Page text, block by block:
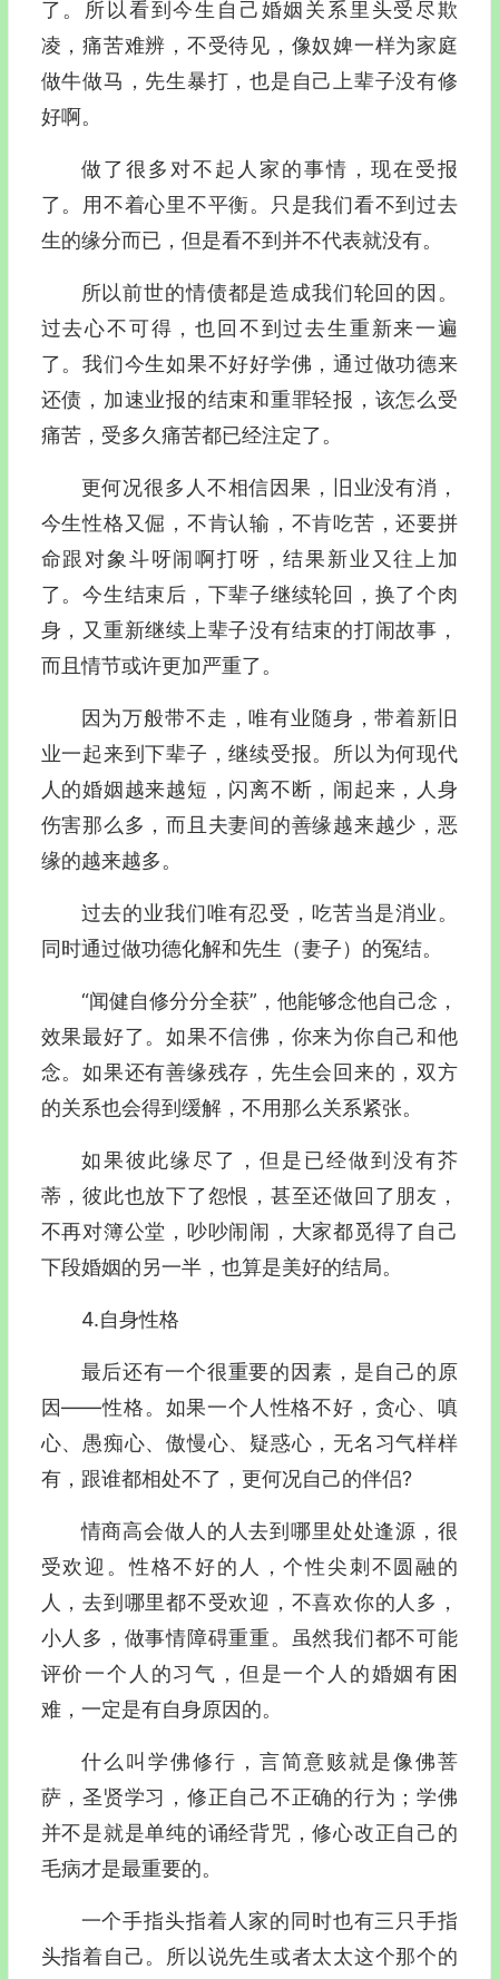
了。所以看到今生自己婚姻关系里头受尽欺
凌，痛苦难辨，不受待见，像奴婢一样为家庭
做牛做马，先生暴打，也是自己上辈子没有修
好啊。
做了很多对不起人家的事情，现在受报
了。用不着心里不平衡。只是我们看不到过去
生的缘分而已，但是看不到并不代表就没有。
所以前世的情债都是造成我们轮回的因。
过去心不可得，也回不到过去生重新来一遍
了。我们今生如果不好好学佛，通过做功德来
还债，加速业报的结束和重罪轻报，该怎么受
痛苦，受多久痛苦都已经注定了。
更何况很多人不相信因果，旧业没有消，
今生性格又倔，不肯认输，不肯吃苦，还要拼
命跟对象斗呀闹啊打呀，结果新业又往上加
了。今生结束后，下辈子继续轮回，换了个肉
身，又重新继续上辈子没有结束的打闹故事，
而且情节或许更加严重了。
因为万般带不走，唯有业随身，带着新旧
业一起来到下辈子，继续受报。所以为何现代
人的婚姻越来越短，闪离不断，闹起来，人身
伤害那么多，而且夫妻间的善缘越来越少，恶
缘的越来越多。
过去的业我们唯有忍受，吃苦当是消业。
同时通过做功德化解和先生（妻子）的冤结。
“闻健自修分分全获”，他能够念他自己念，
效果最好了。如果不信佛，你来为你自己和他
念。如果还有善缘残存，先生会回来的，双方
的关系也会得到缓解，不用那么关系紧张。
如果彼此缘尽了，但是已经做到没有芥
蒂，彼此也放下了怨恨，甚至还做回了朋友，
不再对簿公堂，吵吵闹闹，大家都觅得了自己
下段婚姻的另一半，也算是美好的结局。
4.自身性格
最后还有一个很重要的因素，是自己的原
因——性格。如果一个人性格不好，贪心、嗔
心、愚痴心、傲慢心、疑惑心，无名习气样样
有，跟谁都相处不了，更何况自己的伴侣?
情商高会做人的人去到哪里处处逢源，很
受欢迎。性格不好的人，个性尖刺不圆融的
人，去到哪里都不受欢迎，不喜欢你的人多，
小人多，做事情障碍重重。虽然我们都不可能
评价一个人的习气，但是一个人的婚姻有困
难，一定是有自身原因的。
什么叫学佛修行，言简意赅就是像佛菩
萨，圣贤学习，修正自己不正确的行为；学佛
并不是就是单纯的诵经背咒，修心改正自己的
毛病才是最重要的。
一个手指头指着人家的同时也有三只手指
头指着自己。所以说先生或者太太这个那个的